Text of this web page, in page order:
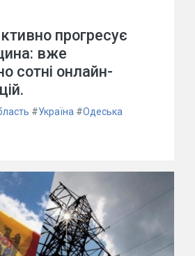
прогресує
вже
сотні онлайн-
#Україна #Одеська